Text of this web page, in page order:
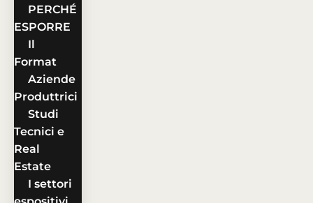
PERCHÉ
ESPORRE
Il
Format
Aziende
Produttrici
Studi
Tecnici e
Real
Estate
I settori